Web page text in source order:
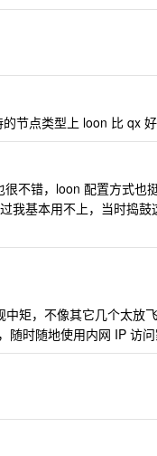
节点类型上 loon 比 qx
不错，loon 配置方式也
我基本用不上，当时捣
矩，不像其它几个太放飞
时随地使用内网 IP 访问